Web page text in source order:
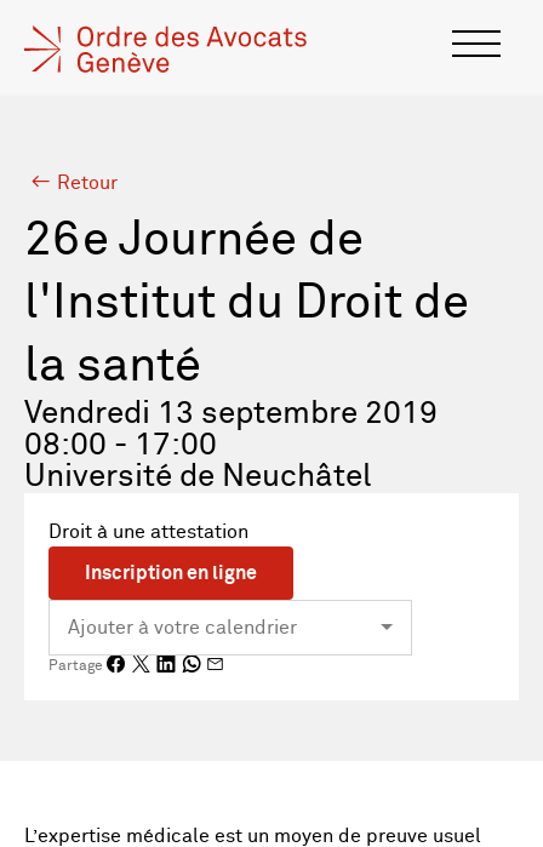
Retour
26e Journée de
l'Institut du Droit de
la santé
Vendredi 13 septembre 2019
08:00 - 17:00
Université de Neuchâtel
Droit à une attestation
Inscription en ligne
Partage
L’expertise médicale est un moyen de preuve usuel